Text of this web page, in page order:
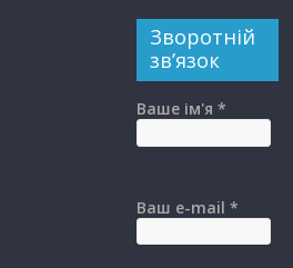
Зворотній
зв’язок
Ваше ім'я *
Ваш e-mail *